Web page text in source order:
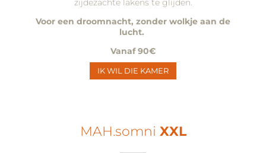
zijdezachte lakens te glijden.
Voor een droomnacht, zonder wolkje aan de
lucht.
Vanaf 90€
IK WIL DIE KAMER
MAH.somni XXL